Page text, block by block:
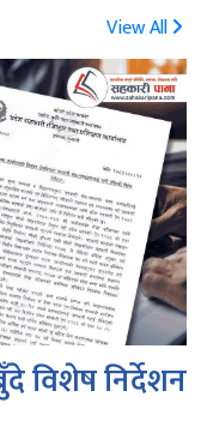
View All
विशेष निर्देशन